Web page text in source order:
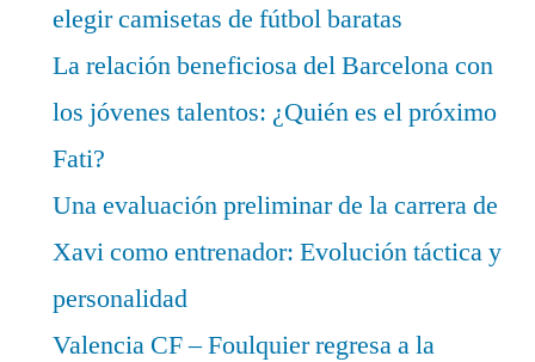
elegir camisetas de fútbol baratas
La relación beneficiosa del Barcelona con
los jóvenes talentos: ¿Quién es el próximo
Fati?
Una evaluación preliminar de la carrera de
Xavi como entrenador: Evolución táctica y
personalidad
Valencia CF – Foulquier regresa a la